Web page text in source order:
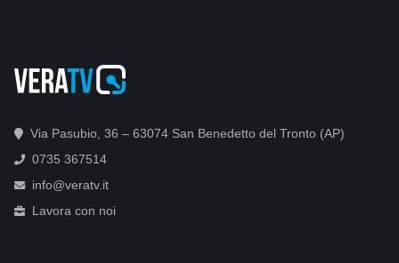
Via Pasubio, 36 – 63074 San Benedetto del Tronto (AP)
0735 367514
info@veratv.it
Lavora con noi